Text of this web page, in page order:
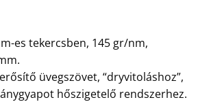
es tekercsben, 145 gr/nm,
üvegszövet, “dryvitoláshoz”,
hőszigetelő rendszerhez.